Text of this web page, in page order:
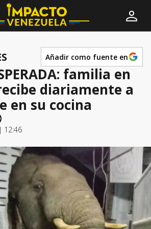
Añadir como fuente en
familia en
diariamente a
en su cocina
12:46